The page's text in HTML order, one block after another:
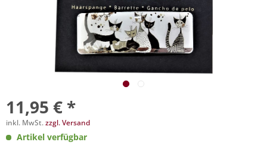
11,95 € *
inkl. MwSt.zzgl. Versand
Artikel verfügbar